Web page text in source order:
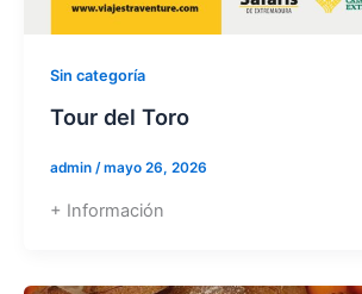
Sin categoría
Tour del Toro
admin /mayo 26, 2026
+ Información